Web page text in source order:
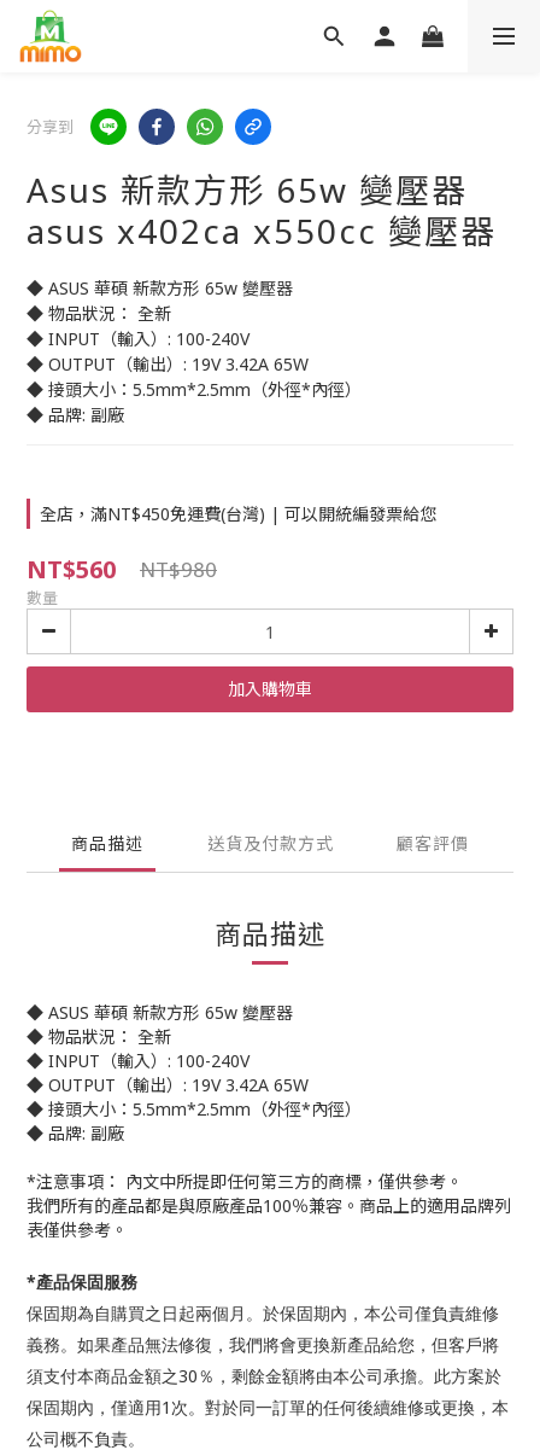
分享到
Asus 新款方形 65w 變壓器
asus x402ca x550cc 變壓器
◆ ASUS 華碩 新款方形 65w 變壓器
◆ 物品狀況： 全新
◆ INPUT（輸入）: 100-240V
◆ OUTPUT（輸出）: 19V 3.42A 65W
◆ 接頭大小：5.5mm*2.5mm（外徑*內徑）
◆ 品牌: 副廠
全店，滿NT$450免運費(台灣) | 可以開統編發票給您
NT$560 NT$980
數量
加入購物車
商品描述 送貨及付款方式 顧客評價
商品描述
◆ ASUS 華碩 新款方形 65w 變壓器
◆ 物品狀況： 全新
◆ INPUT（輸入）: 100-240V
◆ OUTPUT（輸出）: 19V 3.42A 65W
◆ 接頭大小：5.5mm*2.5mm（外徑*內徑）
◆ 品牌: 副廠
*注意事項： 內文中所提即任何第三方的商標，僅供參考。
我們所有的產品都是與原廠產品100％兼容。商品上的適用品牌列
表僅供參考。
*產品保固服務
保固期為自購買之日起兩個月。於保固期 內，本公司僅負責維修
義務。如果產品無法修復，我們將會更換新產品給您，但客戶將
須支付本商品金額之30 ％，剩餘金額將由本公司承擔。此方案於
保固期 內，僅適用1 次。對於同一訂單的任何後續維修或更換，本
公司概不負責。